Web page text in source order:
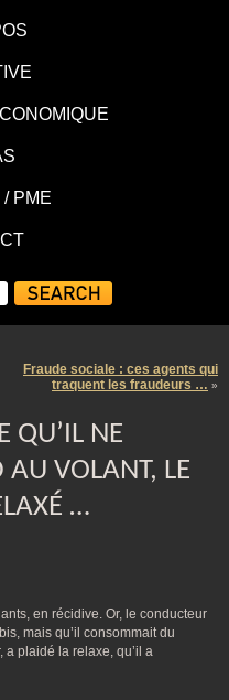
PME
Fraude sociale : ces agents qui
traquent les fraudeurs … »
QU’IL NE
VOLANT, LE
…
en récidive. Or, le conducteur
mais qu’il consommait du
a plaidé la relaxe, qu’il a